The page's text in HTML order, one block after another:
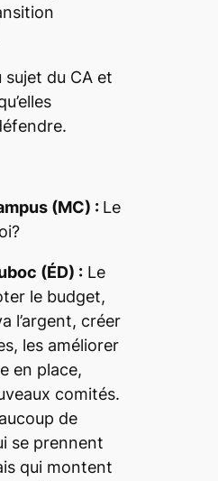
sujet du CA et
(MC) : Le
(ÉD) :Le
le budget,
l’argent, créer
les améliorer
en place,
comités.
de
se prennent
qui montent